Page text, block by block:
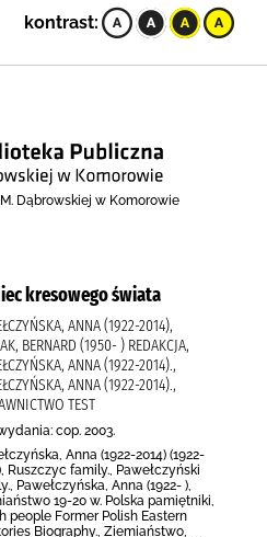
kontrast:
Dąbrowskiej w Komorowie
kresowego świata
ANNA (1922-2014),
BERNARD (1950- ) REDAKCJA,
ANNA (1922-2014).,
ANNA (1922-2014).,
TEST
cop. 2003.
Anna (1922-2014) (1922-
Ruszczyc family., Pawełczyński
Pawełczyńska, Anna (1922- ),
19-20 w. Polska pamiętniki,
people Former Polish Eastern
Biography., Ziemiaństwo,